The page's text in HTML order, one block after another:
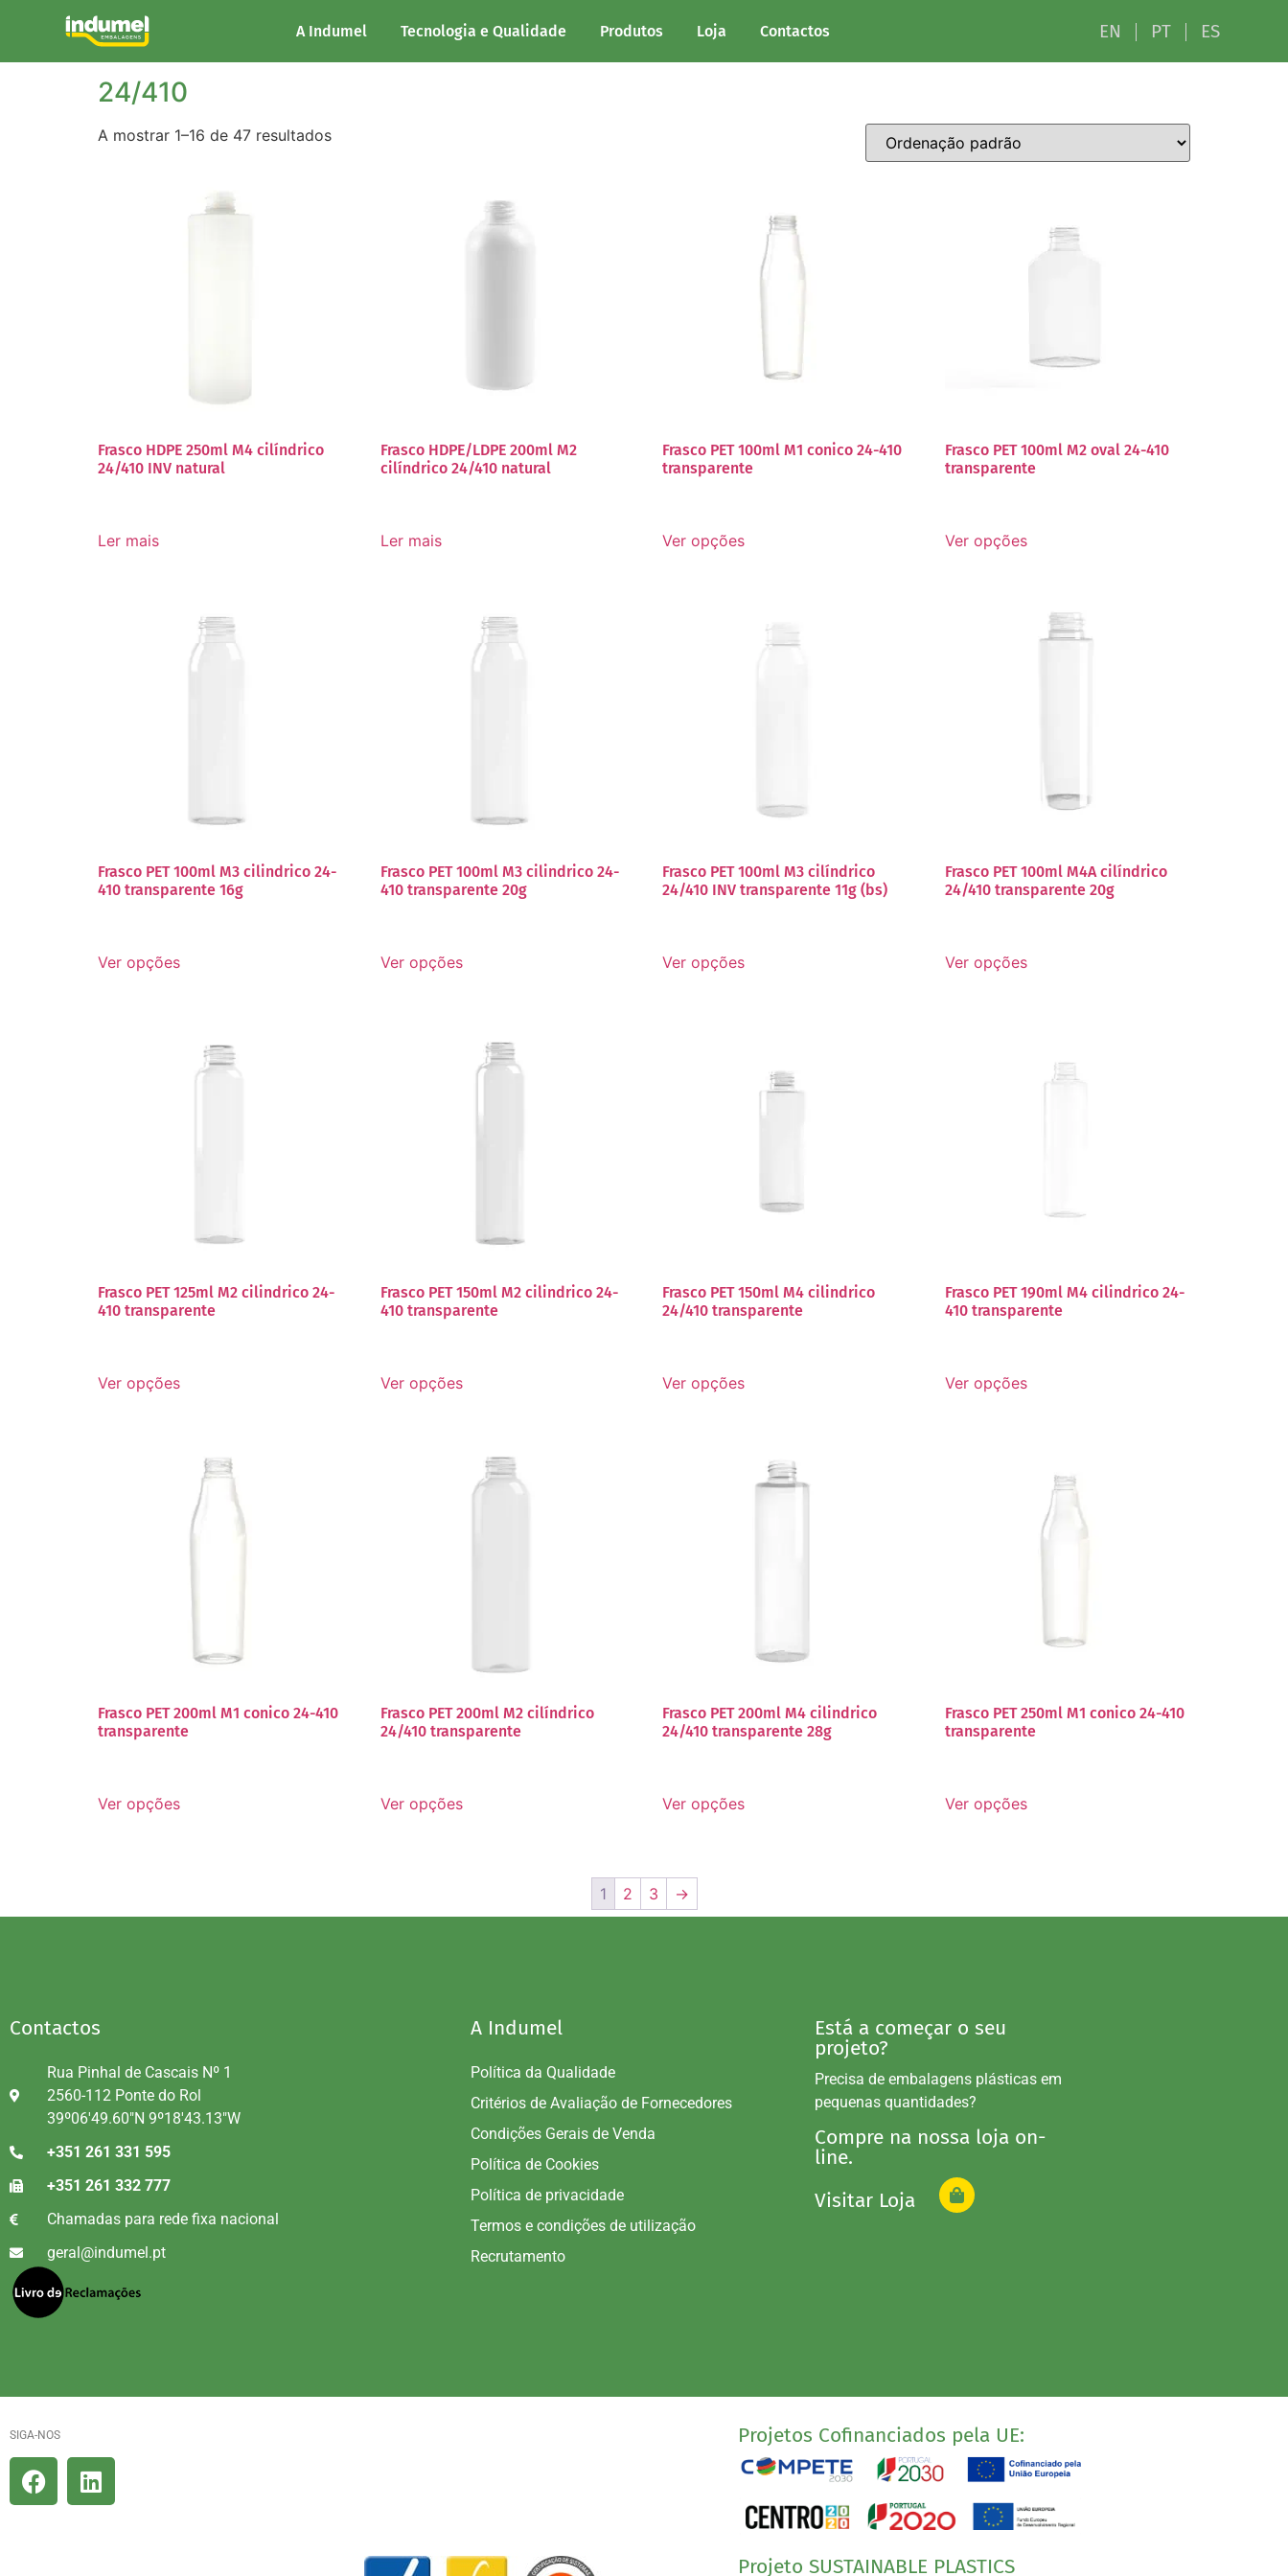
A Indumel Tecnologia e Qualidade Produtos Loja Contactos EN PT ES
/ Marisa do produto / 24/410
24/410
A mostrar 1–16 de 47 resultados
Frasco HDPE 250ml M4 cilíndrico
24/410 INV natural
Ler mais
Frasco HDPE/LDPE 200ml M2
cilíndrico 24/410 natural
Ler mais
Frasco PET 100ml M1 conico 24-410
transparente
Ver opções
Frasco PET 100ml M2 oval 24-410
transparente
Ver opções
Frasco PET 100ml M3 cilindrico 24-
410 transparente 16g
Ver opções
Frasco PET 100ml M3 cilindrico 24-
410 transparente 20g
Ver opções
Frasco PET 100ml M3 cilíndrico
24/410 INV transparente 11g (bs)
Ver opções
Frasco PET 100ml M4A cilíndrico
24/410 transparente 20g
Ver opções
Frasco PET 125ml M2 cilindrico 24-
410 transparente
Ver opções
Frasco PET 150ml M2 cilindrico 24-
410 transparente
Ver opções
Frasco PET 150ml M4 cilindrico
24/410 transparente
Ver opções
Frasco PET 190ml M4 cilindrico 24-
410 transparente
Ver opções
Frasco PET 200ml M1 conico 24-410
transparente
Ver opções
Frasco PET 200ml M2 cilíndrico
24/410 transparente
Ver opções
Frasco PET 200ml M4 cilindrico
24/410 transparente 28g
Ver opções
Frasco PET 250ml M1 conico 24-410
transparente
Ver opções
1 2 3 →
Contactos
Rua Pinhal de Cascais Nº 1
2560-112 Ponte do Rol
39º06'49.60"N 9º18'43.13"W
+351 261 331 595
+351 261 332 777
Chamadas para rede fixa nacional
geral@indumel.pt
A Indumel
Política da Qualidade
Critérios de Avaliação de Fornecedores
Condições Gerais de Venda
Política de Cookies
Política de privacidade
Termos e condições de utilização
Recrutamento
Está a começar o seu
projeto?
Precisa de embalagens plásticas em
pequenas quantidades?
Compre na nossa loja on-
line.
Visitar Loja
SIGA-NOS Projetos Cofinanciados pela UE:
Projeto SUSTAINABLE PLASTICS